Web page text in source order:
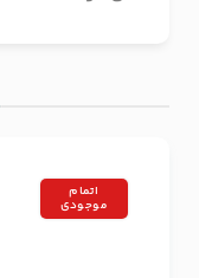
اتمام
موجودی